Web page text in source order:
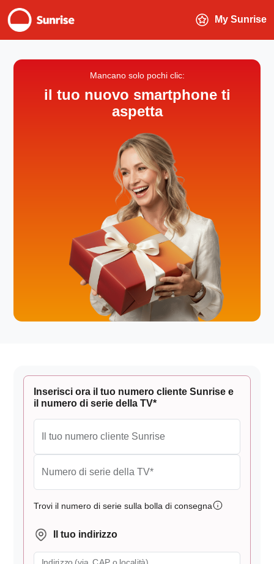
My Sunrise
Mancano solo pochi clic:
il tuo nuovo smartphone ti
aspetta
Inserisci ora il tuo numero cliente Sunrise e
il numero di serie della TV*
Il tuo numero cliente Sunrise
Numero di serie della TV*
Trovi il numero di serie sulla bolla di consegna
Il tuo indirizzo